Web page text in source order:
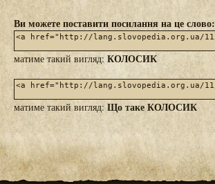
Ви можете поставити посилання на це слово:
матиме такий вигляд: КОЛОСИК
матиме такий вигляд:Що таке КОЛОСИК